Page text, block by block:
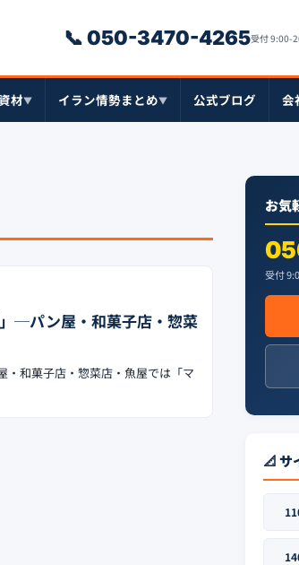
📞 050-3470-4265受付 9:00-
材▼ イラン情勢まとめ▼ 公式ブログ 会
─パン屋・和菓子店・惣菜
・和菓子店・惣菜店・魚屋では「マ
お気
受付
📐 サ